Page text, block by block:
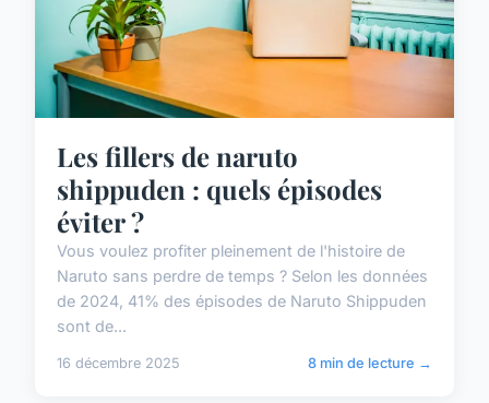
Les fillers de naruto
shippuden : quels épisodes
éviter ?
Vous voulez profiter pleinement de l'histoire de
Naruto sans perdre de temps ? Selon les données
de 2024, 41% des épisodes de Naruto Shippuden
sont de...
16 décembre 2025 8 min de lecture →